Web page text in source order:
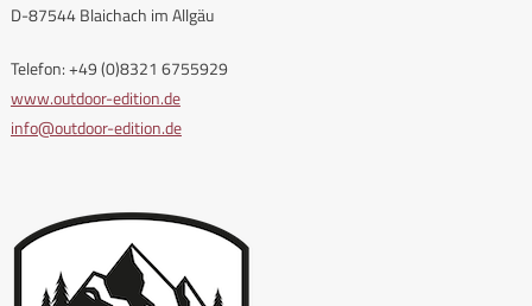
D-87544 Blaichach im Allgäu
Telefon: +49 (0)8321 6755929
www.outdoor-edition.de
info@outdoor-edition.de